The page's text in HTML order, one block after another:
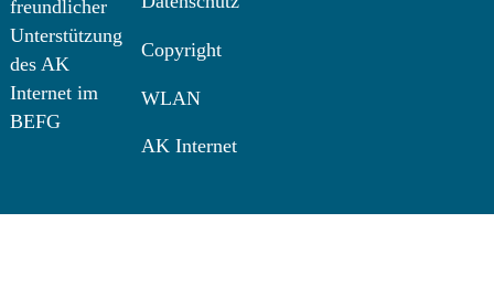
freundlicher
Unterstützung
des AK
Internet im
BEFG
Copyright
WLAN
AK Internet